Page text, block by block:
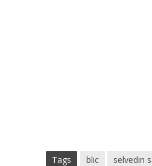
Tags blic selvedin